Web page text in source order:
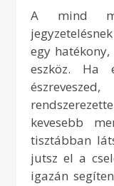
A mind map-et sokan csak szép
egy
eszköz. Ha
kevesebb
tisztábban
jutsz el a
igazán